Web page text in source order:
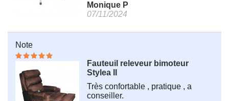
Monique P
07/11/2024
Note
Fauteuil releveur bimoteur
Stylea II
Très confortable , pratique , a
conseiller.